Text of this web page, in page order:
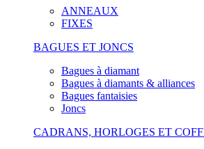
ANNEAUX
FIXES
BAGUES ET JONCS
Bagues à diamant
Bagues à diamants & alliances
Bagues fantaisies
Joncs
CADRANS, HORLOGES ET